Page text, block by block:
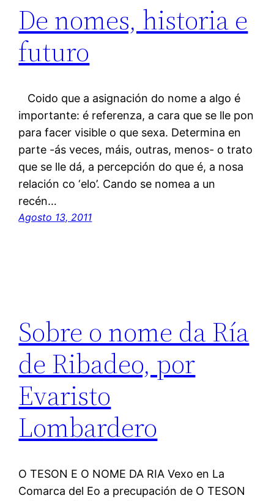
De nomes, historia e
futuro
Coido que a asignación do nome a algo é
importante: é referenza, a cara que se lle pon
para facer visible o que sexa. Determina en
parte -ás veces, máis, outras, menos- o trato
que se lle dá, a percepción do que é, a nosa
relación co ‘elo’. Cando se nomea a un
recén…
Agosto 13, 2011
Sobre o nome da Ría
de Ribadeo, por
Evaristo
Lombardero
O TESON E O NOME DA RIA Vexo en La
Comarca del Eo a precupación de O TESON